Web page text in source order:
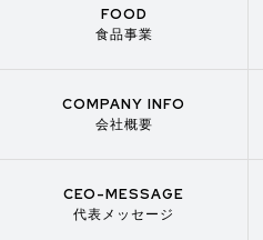
FOOD
食品事業
COMPANY INFO
会社概要
CEO-MESSAGE
代表メッセージ